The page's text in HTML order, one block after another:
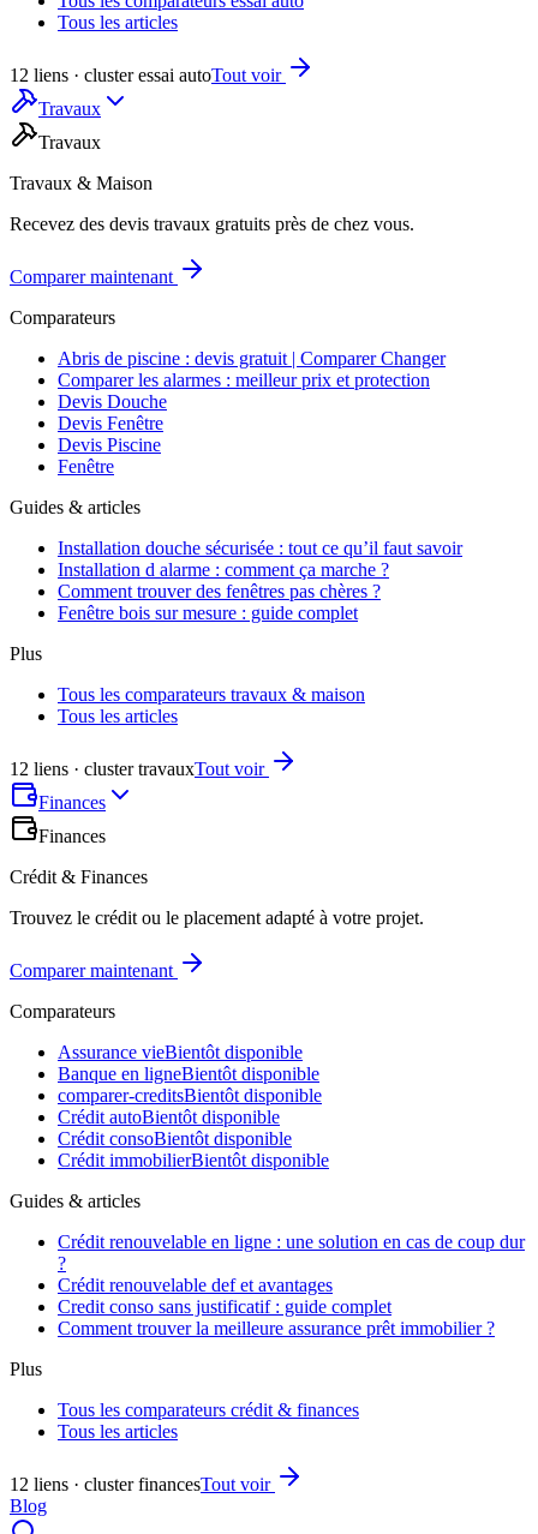
Tous les articles
12 liens · cluster essai autoTout voir
Travaux
Travaux
Travaux & Maison
Recevez des devis travaux gratuits près de chez vous.
Comparer maintenant
Comparateurs
Abris de piscine : devis gratuit | Comparer Changer
Comparer les alarmes : meilleur prix et protection
Devis Douche
Devis Fenêtre
Devis Piscine
Fenêtre
Guides & articles
Installation douche sécurisée : tout ce qu’il faut savoir
Installation d alarme : comment ça marche ?
Comment trouver des fenêtres pas chères ?
Fenêtre bois sur mesure : guide complet
Plus
Tous les comparateurs travaux & maison
Tous les articles
12 liens · cluster travauxTout voir
Finances
Finances
Crédit & Finances
Trouvez le crédit ou le placement adapté à votre projet.
Comparer maintenant
Comparateurs
Assurance vieBientôt disponible
Banque en ligneBientôt disponible
comparer-creditsBientôt disponible
Crédit autoBientôt disponible
Crédit consoBientôt disponible
Crédit immobilierBientôt disponible
Guides & articles
Crédit renouvelable en ligne : une solution en cas de coup dur
?
Crédit renouvelable def et avantages
Credit conso sans justificatif : guide complet
Comment trouver la meilleure assurance prêt immobilier ?
Plus
Tous les comparateurs crédit & finances
Tous les articles
12 liens · cluster financesTout voir
Blog